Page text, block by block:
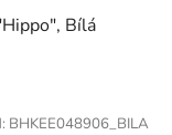
Bílá
BHKEE048906_BILA